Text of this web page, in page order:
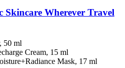
Skincare Wherever Travel
50 ml
Cream, 15 ml
Mask, 17 ml